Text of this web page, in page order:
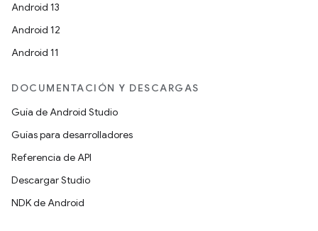
Android 13
Android 12
Android 11
DOCUMENTACIÓN Y DESCARGAS
Guía de Android Studio
Guías para desarrolladores
Referencia de API
Descargar Studio
NDK de Android